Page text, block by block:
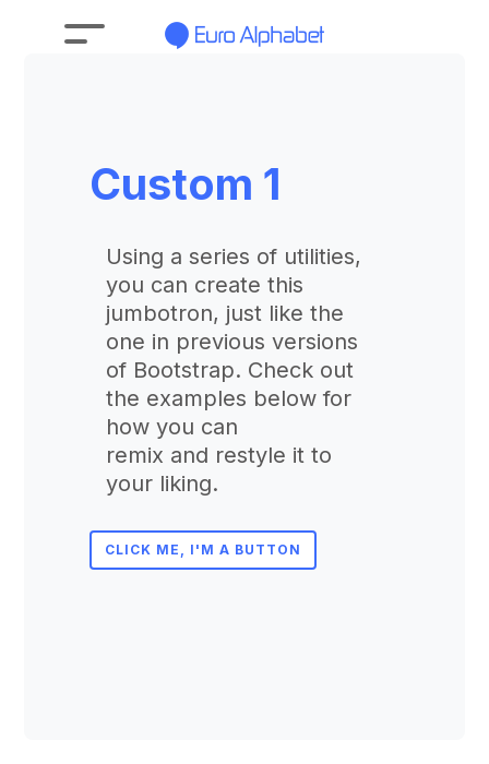
Custom 1
Using a series of utilities,
you can create this
jumbotron, just like the
one in previous versions
of Bootstrap. Check out
the examples below for
how you can
remix and restyle it to
your liking.
CLICK ME, I'M A BUTTON